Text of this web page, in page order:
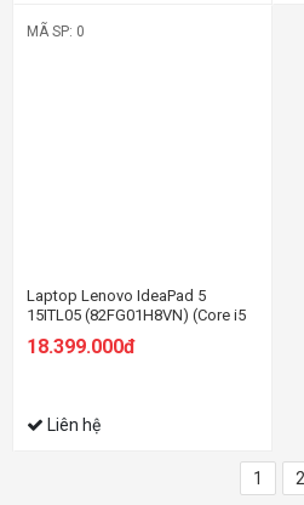
MÃ SP: 0
Laptop Lenovo IdeaPad 5
15ITL05 (82FG01H8VN) (Core i5
SSD/15.6 FHD/Win11/Xám)
18.399.000đ
Liên hệ
1 2